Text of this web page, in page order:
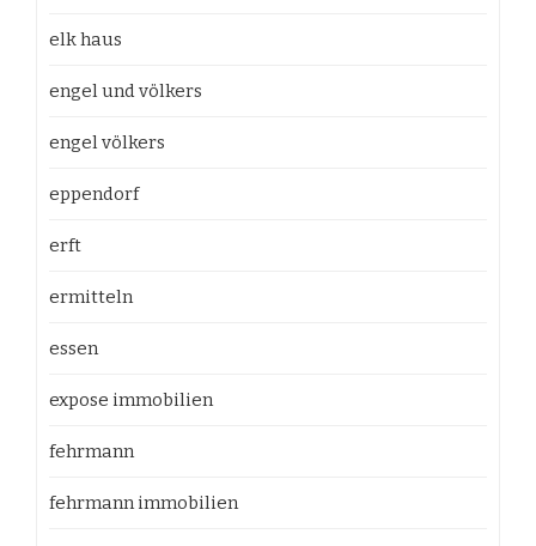
elk haus
engel und völkers
engel völkers
eppendorf
erft
ermitteln
essen
expose immobilien
fehrmann
fehrmann immobilien